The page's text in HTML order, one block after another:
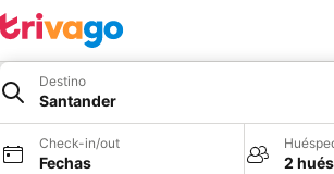
Destino
Santander
Check-in/out
Fechas 2